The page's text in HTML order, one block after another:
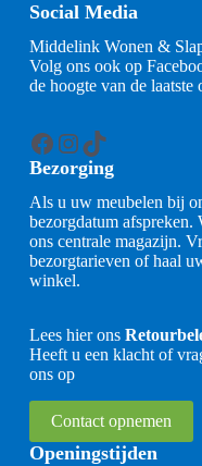
Social Media
Middelink Wonen &
Volg ons ook op
de hoogte van de
Facebook
Instagram
TikTok
Bezorging
Als u uw meubelen bij
bezorgdatum afspreken.
ons centrale magazijn.
bezorgtarieven of haal
winkel.
Lees hier ons
Heeft u een klacht of
ons op
Contact opnemen
Openingstijden